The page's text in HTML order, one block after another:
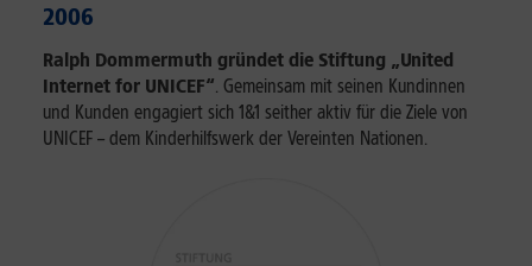
2006
Ralph Dommermuth gründet die Stiftung „United
Internet for UNICEF“. Gemeinsam mit seinen Kundinnen
und Kunden engagiert sich 1&1 seither aktiv für die Ziele von
UNICEF – dem Kinderhilfswerk der Vereinten Nationen.